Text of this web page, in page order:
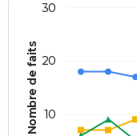
Nombre de faits 10
20
30